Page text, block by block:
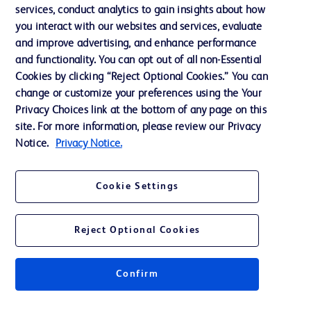
Éthique et conformité
Assistance
Nous contacter
Préférences en matière de cookies
Confidentialité
Accessibilité du site Web
© 2026 BD. Tous droits réservés. BD et le logo de BD sont des marques
services, conduct analytics to gain insights about how
you interact with our websites and services, evaluate
and improve advertising, and enhance performance
and functionality. You can opt out of all non-Essential
Cookies by clicking “Reject Optional Cookies.” You can
change or customize your preferences using the Your
Privacy Choices link at the bottom of any page on this
site. For more information, please review our Privacy
Notice.
Privacy Notice.
Cookie Settings
Reject Optional Cookies
Confirm